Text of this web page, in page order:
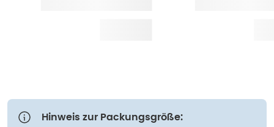
Hinweis zur Packungsgröße: